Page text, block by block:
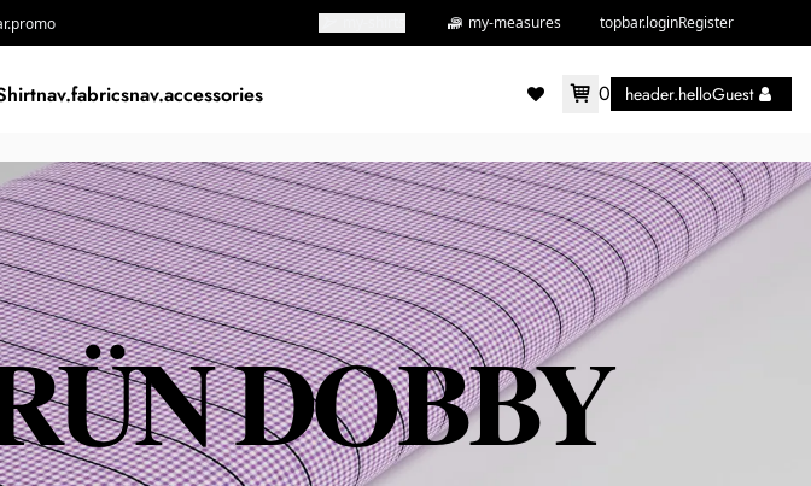
my-measures topbar.loginRegister
nav.fabricsnav.accessories accountMenu.wishlist
0 header.helloGuest
DOBBY